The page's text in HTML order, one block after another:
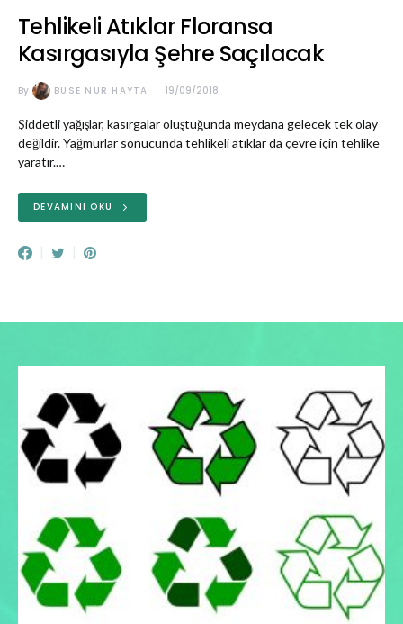
Tehlikeli Atıklar Floransa
Kasırgasıyla Şehre Saçılacak
By BUSE NUR HAYTA 19/09/2018
Şiddetli yağışlar, kasırgalar oluştuğunda meydana gelecek tek olay
değildir. Yağmurlar sonucunda tehlikeli atıklar da çevre için tehlike
yaratır.…
DEVAMINI OKU